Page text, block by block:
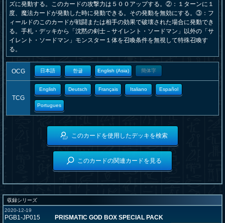
ズに発動する。このカードの攻撃力は５００アップする。②：１ターンに１
度、魔法カードが発動した時に発動できる。その発動を無効にする。③：フ
ィールドのこのカードが戦闘または相手の効果で破壊された場合に発動でき
る。手札・デッキから「沈黙の剣士－サイレント・ソードマン」以外の「サ
イレント・ソードマン」モンスター１体を召喚条件を無視して特殊召喚す
る。
OCG 日本語 한글 English (Asia) 簡体字
TCG
English Deutsch Français Italiano Español
Portugues
このカードを使用したデッキを検索
このカードの関連カードを見る
収録シリーズ
2020-12-19
PGB1-JP015 PRISMATIC GOD BOX SPECIAL PACK